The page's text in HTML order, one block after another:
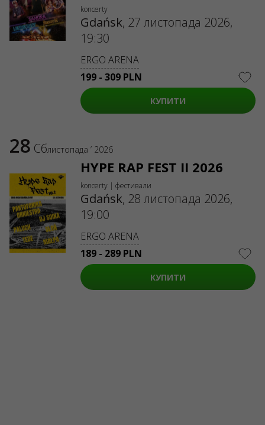
koncerty
Gdańsk, 27 листопада 2026,
19:30
ERGO ARENA
199 - 309 PLN
КУПИТИ
28 Сблистопада ’ 2026
HYPE RAP FEST II 2026
koncerty | фестивали
Gdańsk, 28 листопада 2026,
19:00
ERGO ARENA
189 - 289 PLN
КУПИТИ